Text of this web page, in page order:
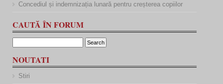
Concediul și indemnizația lunară pentru creșterea copiilor
CAUTĂ ÎN FORUM
NOUTATI
Stiri